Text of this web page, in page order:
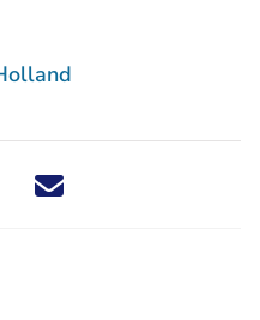
dit nieuwsbericht via X -
Deel dit nieuwsbericht via
Deel dit nieuwsbericht
Deel dit